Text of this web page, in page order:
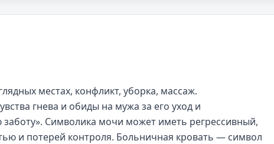
местах, конфликт, уборка, массаж.
гнева и обиды на мужа за его уход и
Символика мочи может иметь регрессивный,
и потерей контроля. Больничная кровать — символ